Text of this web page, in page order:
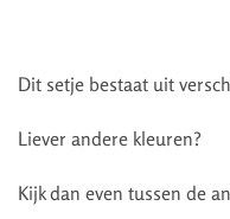
Dit setje bestaat uit
Liever andere kleuren?
Kijk dan even tussen de